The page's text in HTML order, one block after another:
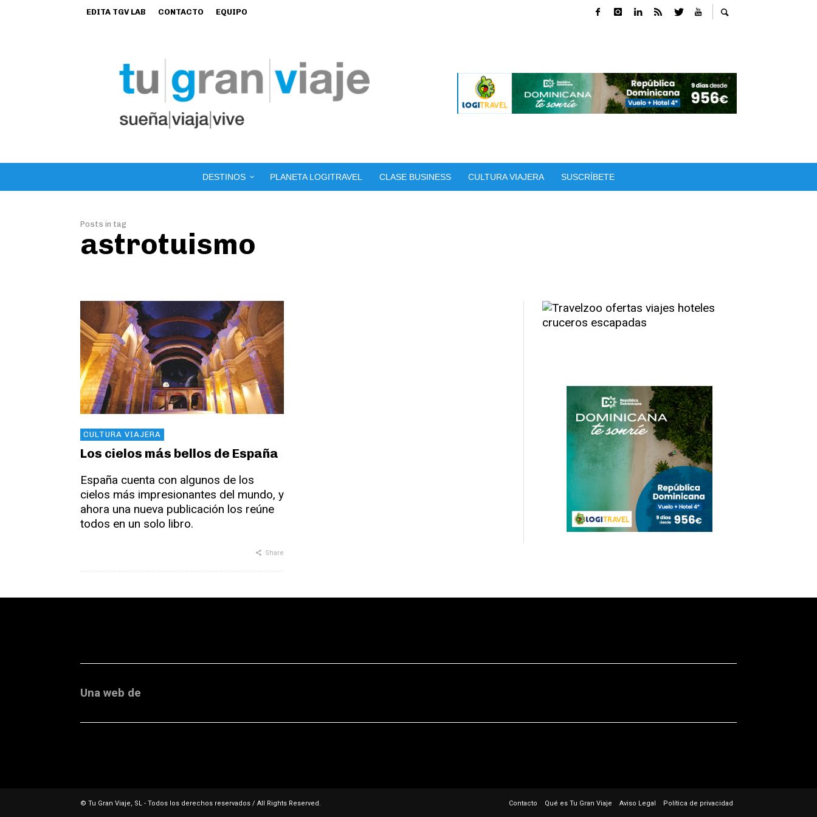
EDITA TGV LAB CONTACTO EQUIPO
DESTINOS PLANETA LOGITRAVEL CLASE BUSINESS CULTURA VIAJERA SUSCRÍBETE
Posts in tag
astrotuismo
CULTURA VIAJERA
Los cielos más bellos de España
España cuenta con algunos de los
cielos más impresionantes del mundo, y
ahora una nueva publicación los reúne
todos en un solo libro.
Share
Una web de
© Tu Gran Viaje, SL - Todos los derechos reservados / All Rights Reserved. Contacto Qué es Tu Gran Viaje Aviso Legal Política de privacidad